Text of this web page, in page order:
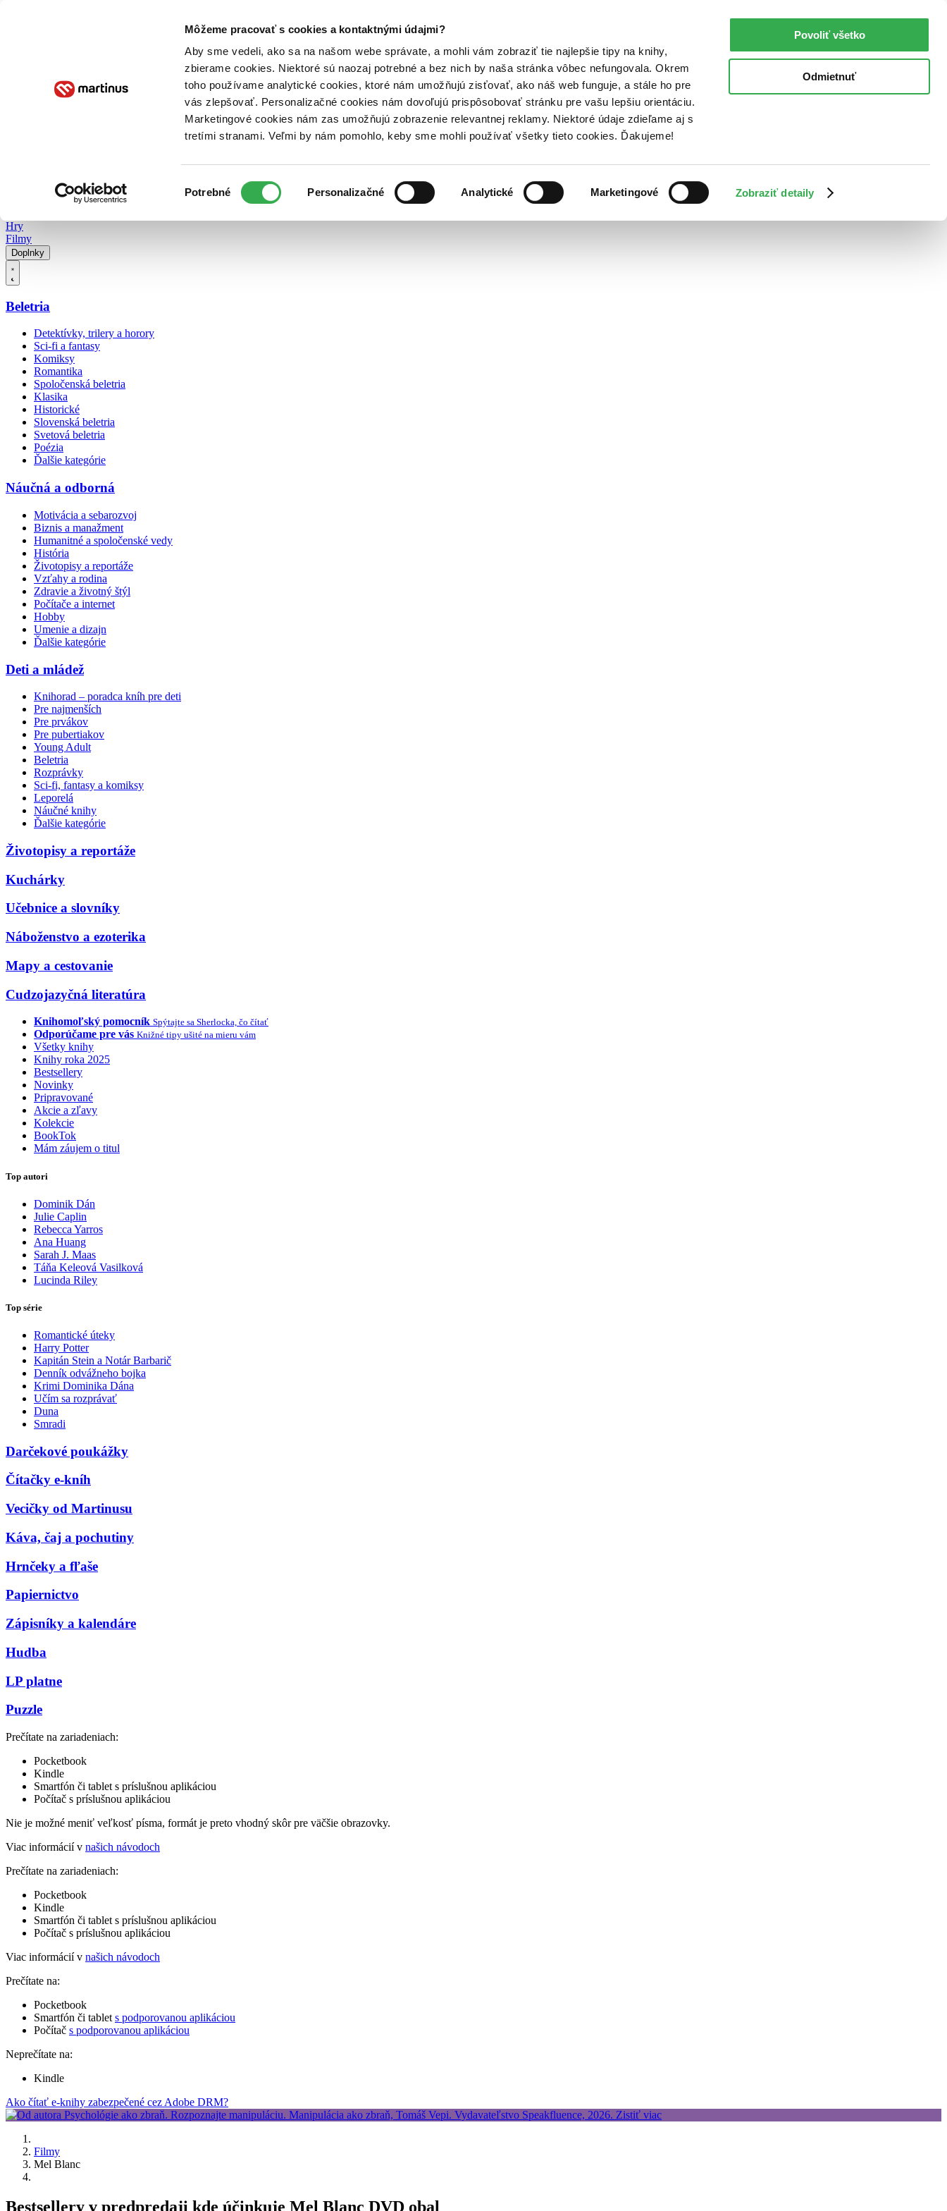
Môžeme pracovať s cookies a kontaktnými údajmi?
Aby sme vedeli, ako sa na našom webe správate, a mohli vám zobraziť tie najlepšie tipy na knihy,
zbierame cookies. Niektoré sú naozaj potrebné a bez nich by naša stránka vôbec nefungovala. Okrem
toho používame analytické cookies, ktoré nám umožňujú zisťovať, ako náš web funguje, a stále ho pre
vás zlepšovať. Personalizačné cookies nám dovoľujú prispôsobovať stránku pre vašu lepšiu orientáciu.
Marketingové cookies nám zas umožňujú zobrazenie relevantnej reklamy. Niektoré údaje zdieľame aj s
tretími stranami. Veľmi by nám pomohlo, keby sme mohli používať všetky tieto cookies. Ďakujeme!
súhlasu
Potrebné Personalizačné Analytické Marketingové Zobraziť detaily
Povoliť všetko
Odmietnuť
Poukážky Kontakt
Hry
Filmy
Doplnky
Beletria
Detektívky, trilery a horory
Sci-fi a fantasy
Komiksy
Romantika
Spoločenská beletria
Klasika
Historické
Slovenská beletria
Svetová beletria
Poézia
Ďalšie kategórie
Náučná a odborná
Motivácia a sebarozvoj
Biznis a manažment
Humanitné a spoločenské vedy
História
Životopisy a reportáže
Vzťahy a rodina
Zdravie a životný štýl
Počítače a internet
Hobby
Umenie a dizajn
Ďalšie kategórie
Deti a mládež
Knihorad – poradca kníh pre deti
Pre najmenších
Pre prvákov
Pre pubertiakov
Young Adult
Beletria
Rozprávky
Sci-fi, fantasy a komiksy
Leporelá
Náučné knihy
Ďalšie kategórie
Životopisy a reportáže
Kuchárky
Učebnice a slovníky
Náboženstvo a ezoterika
Mapy a cestovanie
Cudzojazyčná literatúra
Knihomoľský pomocník Spýtajte sa Sherlocka, čo čítať
Odporúčame pre vás Knižné tipy ušité na mieru vám
Všetky knihy
Knihy roka 2025
Bestsellery
Novinky
Pripravované
Akcie a zľavy
Kolekcie
BookTok
Mám záujem o titul
Top autori
Dominik Dán
Julie Caplin
Rebecca Yarros
Ana Huang
Sarah J. Maas
Táňa Keleová Vasilková
Lucinda Riley
Top série
Romantické úteky
Harry Potter
Kapitán Stein a Notár Barbarič
Denník odvážneho bojka
Krimi Dominika Dána
Učím sa rozprávať
Duna
Smradi
Darčekové poukážky
Čítačky e-kníh
Vecičky od Martinusu
Káva, čaj a pochutiny
Hrnčeky a fľaše
Papiernictvo
Zápisníky a kalendáre
Hudba
LP platne
Puzzle
Prečítate na zariadeniach:
Pocketbook
Kindle
Smartfón či tablet s príslušnou aplikáciou
Počítač s príslušnou aplikáciou
Nie je možné meniť veľkosť písma, formát je preto vhodný skôr pre väčšie obrazovky.
Viac informácií v našich návodoch
Prečítate na zariadeniach:
Pocketbook
Kindle
Smartfón či tablet s príslušnou aplikáciou
Počítač s príslušnou aplikáciou
Viac informácií v našich návodoch
Prečítate na:
Pocketbook
Smartfón či tablet s podporovanou aplikáciou
Počítač s podporovanou aplikáciou
Neprečítate na:
Kindle
Ako čítať e-knihy zabezpečené cez Adobe DRM?
Filmy
Mel Blanc
Bestsellery v predpredaji kde účinkuje Mel Blanc DVD obal